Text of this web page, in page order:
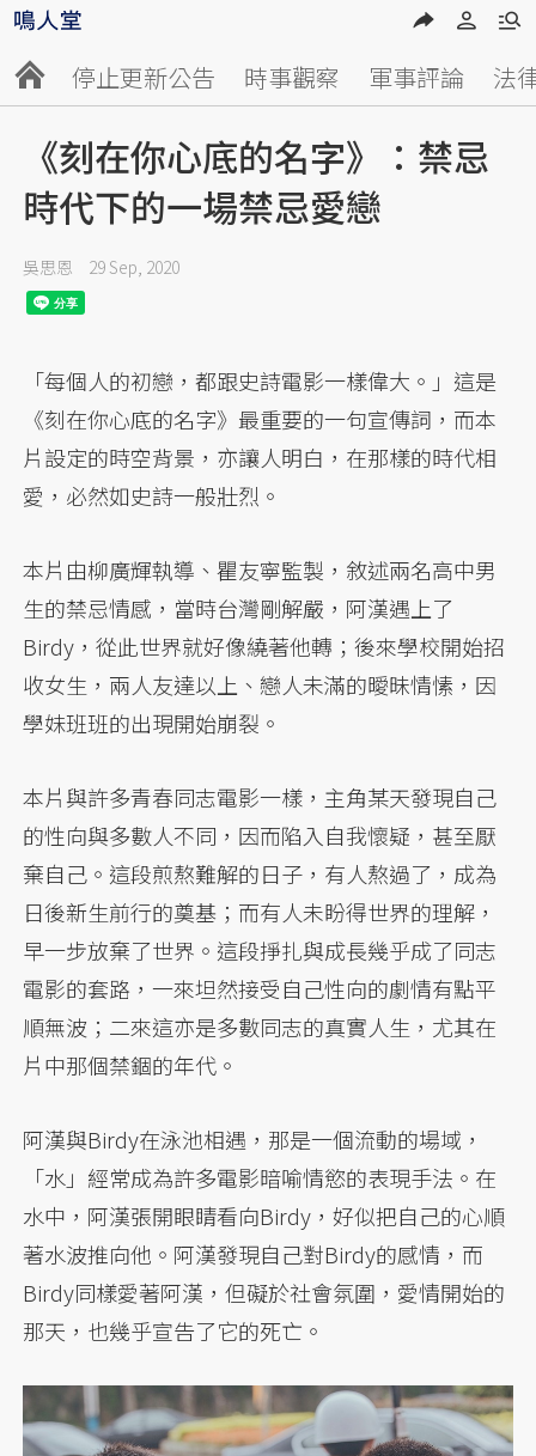
停止更新公告 時事觀察 軍事評論 法
《刻在你心底的名字》：禁忌
時代下的一場禁忌愛戀
吳思恩 29 Sep, 2020
「每個人的初戀，都跟史詩電影一樣偉大。」這是
《刻在你心底的名字》最重要的一句宣傳詞，而本
片設定的時空背景，亦讓人明白，在那樣的時代相
愛，必然如史詩一般壯烈。
本片由柳廣輝執導、瞿友寧監製，敘述兩名高中男
生的禁忌情感，當時台灣剛解嚴，阿漢遇上了
Birdy，從此世界就好像繞著他轉；後來學校開始招
收女生，兩人友達以上、戀人未滿的曖昧情愫，因
學妹班班的出現開始崩裂。
本片與許多青春同志電影一樣，主角某天發現自己
的性向與多數人不同，因而陷入自我懷疑，甚至厭
棄自己。這段煎熬難解的日子，有人熬過了，成為
日後新生前行的奠基；而有人未盼得世界的理解，
早一步放棄了世界。這段掙扎與成長幾乎成了同志
電影的套路，一來坦然接受自己性向的劇情有點平
順無波；二來這亦是多數同志的真實人生，尤其在
片中那個禁錮的年代。
阿漢與Birdy在泳池相遇，那是一個流動的場域，
「水」經常成為許多電影暗喻情慾的表現手法。在
水中，阿漢張開眼睛看向Birdy，好似把自己的心順
著水波推向他。阿漢發現自己對Birdy的感情，而
Birdy同樣愛著阿漢，但礙於社會氛圍，愛情開始的
那天，也幾乎宣告了它的死亡。